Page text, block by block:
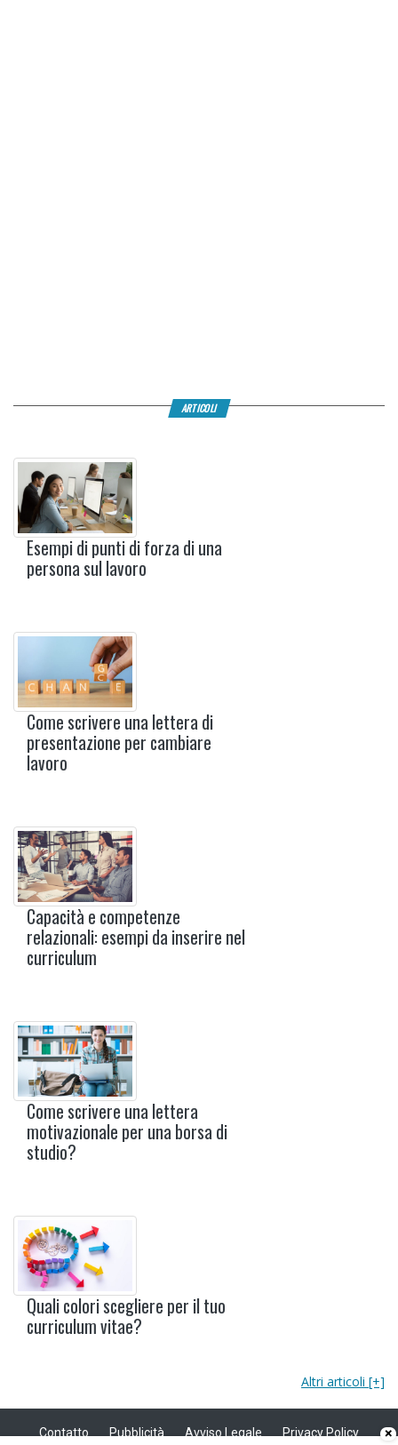
ARTICOLI
Esempi di punti di forza di una
persona sul lavoro
Come scrivere una lettera di
presentazione per cambiare
lavoro
Capacità e competenze
relazionali: esempi da inserire nel
curriculum
Come scrivere una lettera
motivazionale per una borsa di
studio?
Quali colori scegliere per il tuo
curriculum vitae?
Altri articoli [+]
Contatto Pubblicità Avviso Legale
Privacy Policy
×